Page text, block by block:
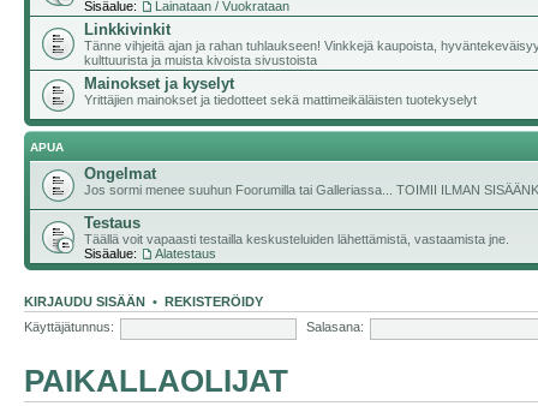
Sisäalue: Lainataan / Vuokrataan
Linkkivinkit
Tänne vihjeitä ajan ja rahan tuhlaukseen! Vinkkejä kaupoista,
kulttuurista ja muista kivoista sivustoista
Mainokset ja kyselyt
Yrittäjien mainokset ja tiedotteet sekä mattimeikäläisten tuotekyselyt
APUA
Ongelmat
Jos sormi menee suuhun Foorumilla tai Galleriassa... TOIMII ILMAN
Testaus
Täällä voit vapaasti testailla keskusteluiden lähettämistä, vastaamista jne.
Sisäalue:
Alatestaus
KIRJAUDU SISÄÄN • REKISTERÖIDY
Käyttäjätunnus:
Salasana:
PAIKALLAOLIJAT